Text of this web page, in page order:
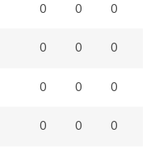
0 0 0
0 0 0
0 0 0
0 0 0